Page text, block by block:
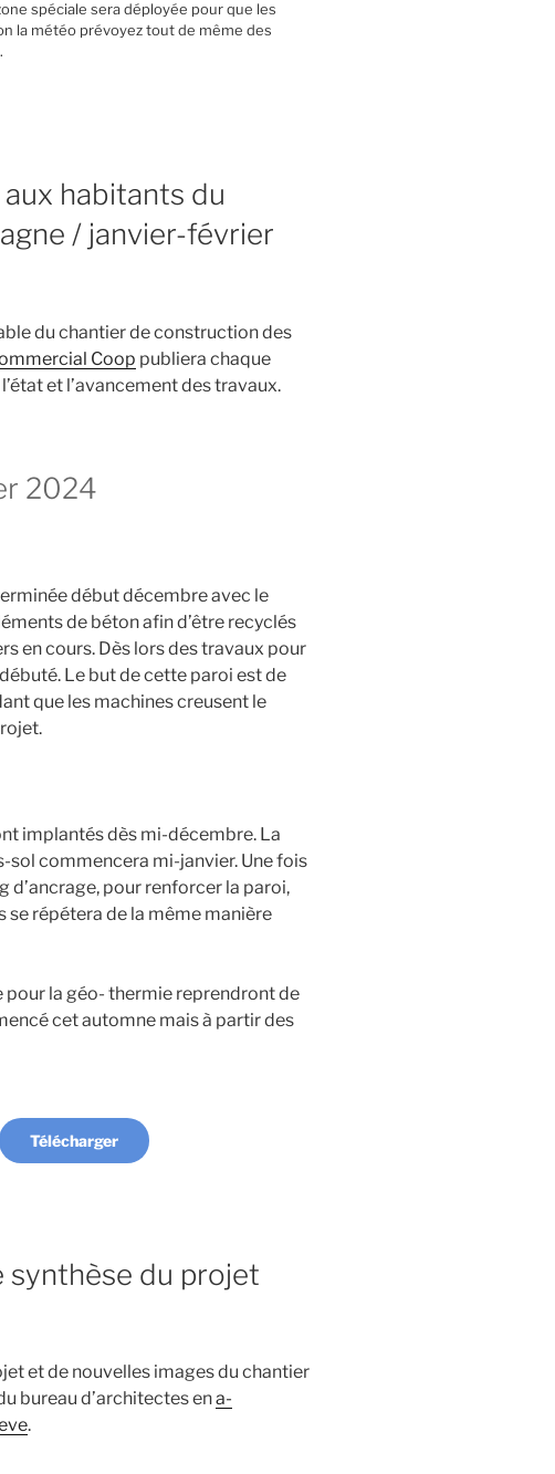
spéciale sera déployée pour que les
la météo prévoyez tout de même des
habitants du
/ janvier-février
du chantier de construction des
Coop publiera chaque
et l’avancement des travaux.
2024
début décembre avec le
de béton afin d’être recyclés
en cours. Dès lors des travaux pour
Le but de cette paroi est de
que les machines creusent le
implantés dès mi-décembre. La
sol commencera mi-janvier. Une fois
d’ancrage, pour renforcer la paroi,
se répétera de la même manière
pour la géo- thermie reprendront de
cet automne mais à partir des
Télécharger
synthèse du projet
et de nouvelles images du chantier
bureau d’architectes ena-
.